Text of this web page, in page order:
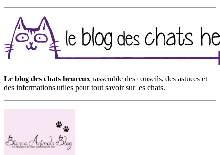
Le blog des chats heureux rassemble des conseils, des astuces et
des informations utiles pour tout savoir sur les chats.